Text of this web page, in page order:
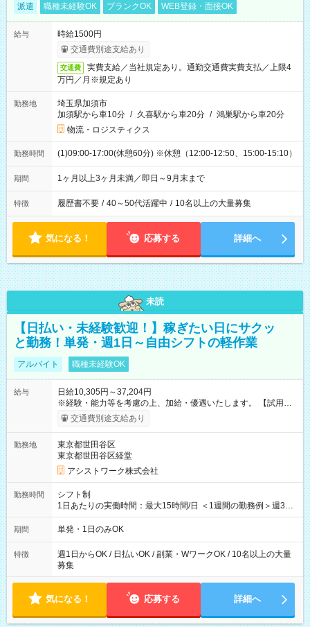
派遣 職種未経験OK ブランクOK WEB登録・面接OK
給与
時給1500円
交通費別途支給あり
交通費
実費支給／当社規定あり。通勤交通費実費支払／上限4
万円／月※規定あり
勤務地
埼玉県加須市
加須駅から車10分 / 久喜駅から車20分 / 鴻巣駅から車20分
物流・ロジスティクス
勤務時間 (1)09:00-17:00(休憩60分) ※休憩（12:00-12:50、15:00-15:10）
期間 1ヶ月以上3ヶ月未満／即日～9月末まで
特徴 履歴書不要 / 40～50代活躍中 / 10名以上の大量募集
気になる！ 応募する 詳細へ
未読
【日払い・未経験歓迎！】稼ぎたい日にサクッ
と勤務！単発・週1日～自由シフトの軽作業
アルバイト 職種未経験OK
給与
日給10,305円～37,204円
※経験・能力等を考慮の上、加給・優遇いたします。 【試用期
間】試用期間なし
交通費別途支給あり
勤務地
東京都世田谷区
東京都世田谷区経堂
アシストワーク株式会社
勤務時間
シフト制
1日あたりの実働時間：最大15時間/日 ＜1週間の勤務例＞週3回
勤務 勤務：月・水・金 休み：火・木・土・日 好きな時にお仕事
可能です！ ※1日あたりの最大実働時間は日勤、夜勤共に勤務し
期間 単発・1日のみOK
特徴
週1日からOK / 日払いOK / 副業・WワークOK / 10名以上の大量
募集
気になる！ 応募する 詳細へ